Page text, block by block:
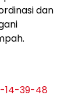
dan